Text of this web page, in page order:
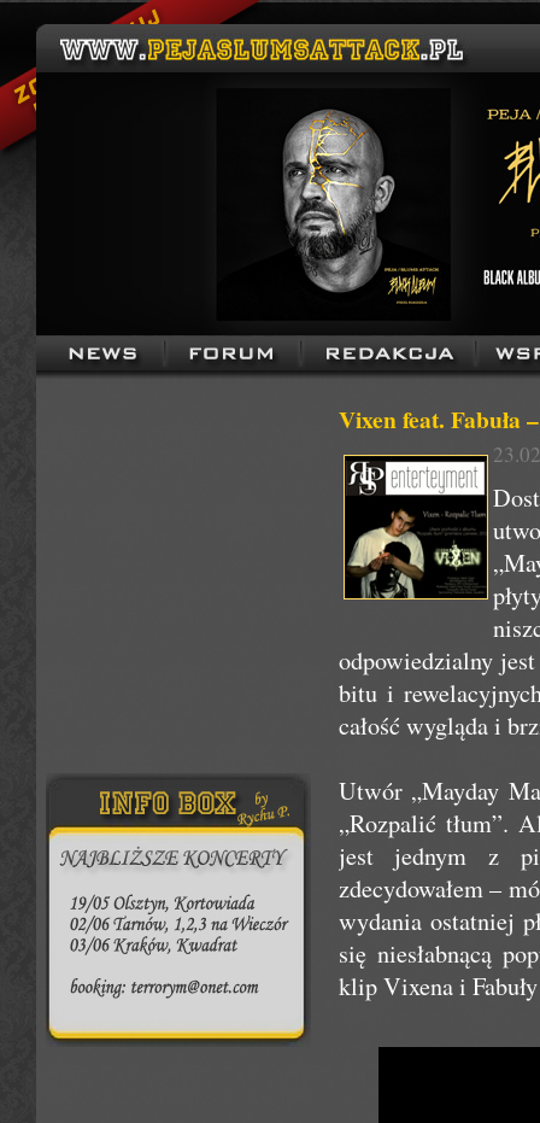
Vixen feat. Fabuła
odpowiedzialny
bitu i
całość wygląda i
Utwór „Mayday
„Rozpalić tłum”.
jest jednym z
zdecydowałem –
wydania ostatniej
się niesłabnącą
klip Vixena i